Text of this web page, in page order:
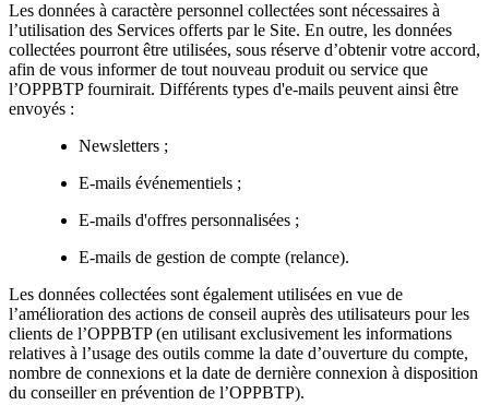
Les données à caractère personnel collectées sont nécessaires à
l’utilisation des Services offerts par le Site. En outre, les données
collectées pourront être utilisées, sous réserve d’obtenir votre accord,
afin de vous informer de tout nouveau produit ou service que
l’OPPBTP fournirait. Différents types d'e-mails peuvent ainsi être
envoyés :
Newsletters ;
E-mails événementiels ;
E-mails d'offres personnalisées ;
E-mails de gestion de compte (relance).
Les données collectées sont également utilisées en vue de
l’amélioration des actions de conseil auprès des utilisateurs pour les
clients de l’OPPBTP (en utilisant exclusivement les informations
relatives à l’usage des outils comme la date d’ouverture du compte,
nombre de connexions et la date de dernière connexion à disposition
du conseiller en prévention de l’OPPBTP).